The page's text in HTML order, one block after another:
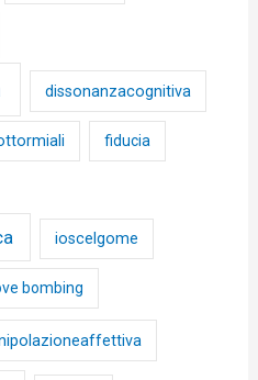
dissonanzacognitiva
fiducia
ioscelgome
bombing